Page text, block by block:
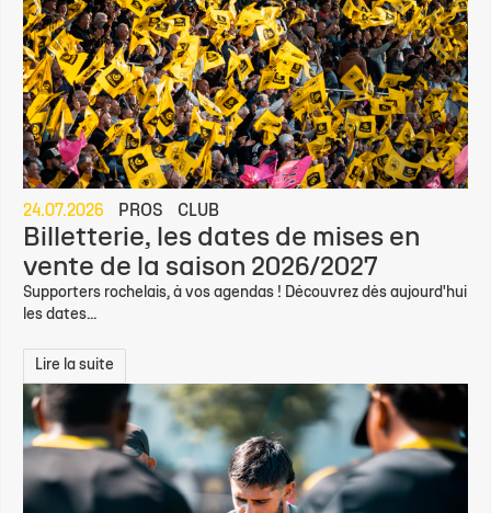
24.07.2026 PROS CLUB
Billetterie, les dates de mises en
vente de la saison 2026/2027
Supporters rochelais, à vos agendas ! Découvrez dès aujourd'hui
les dates...
Lire la suite